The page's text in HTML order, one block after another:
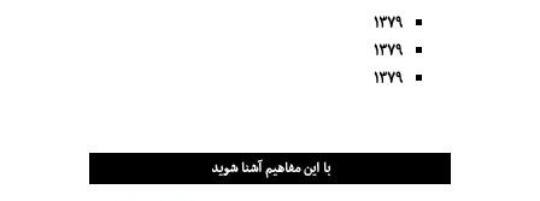
۱۳۷۹
۱۳۷۹
۱۳۷۹
با این مفاهیم آشنا شوید